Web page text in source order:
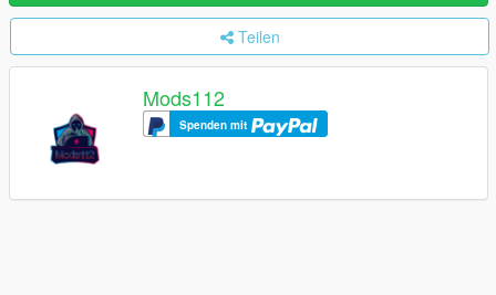
Teilen
Mods112
Spenden mit